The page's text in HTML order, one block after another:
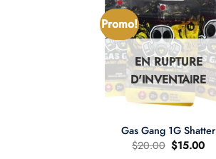
Promo!
EN RUPTURE
D'INVENTAIRE
Gas Gang 1G Shatter
$20.00 Le
prix
$15.00Le